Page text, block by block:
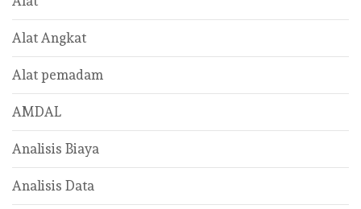
Alat Angkat
Alat pemadam
AMDAL
Analisis Biaya
Analisis Data